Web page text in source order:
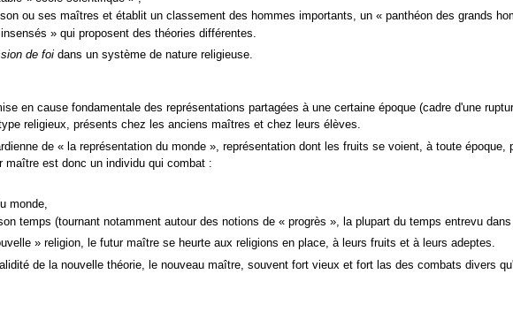
ou ses maîtres et établit un classement des hommes importants, un « panthéon des grands
»qui proposent des théories différentes.
de foidans un système de nature religieuse.
en cause fondamentale des représentations partagées à une certaine époque (cadre d'une
religieux, présents chez les anciens maîtres et chez leurs élèves.
de « la représentation du monde », représentation dont les fruits se voient, à toute époque,
maître est donc un individu qui combat :
monde,
temps (tournant notamment autour des notions de « progrès », la plupart du temps entrevu
»religion, le futur maître se heurte aux religions en place, à leurs fruits et à leurs adeptes.
de la nouvelle théorie, le nouveau maître, souvent fort vieux et fort las des combats divers